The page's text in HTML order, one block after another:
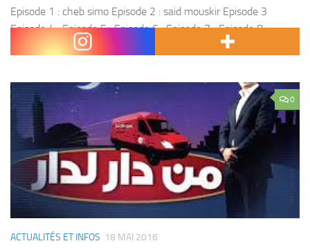
Episode 1 : cheb simo Episode 2 : said mouskir Episode 3
Episode 4 : Episode 5 : Episode 6 : Episode 7 ; Episode 8 :
Episode 9 : Episode 10 : Episode...
0
ACTUALITÉS ET INFOS 18 MAI 2016